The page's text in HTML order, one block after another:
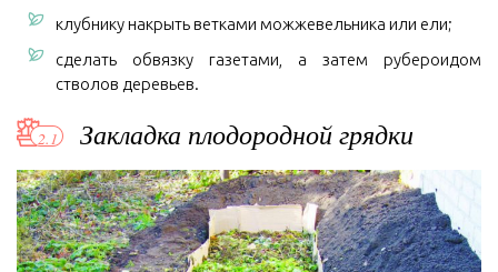
клубнику накрыть ветками можжевельника или ели;
сделать обвязку газетами, а затем рубероидом
стволов деревьев.
Закладка плодородной грядки